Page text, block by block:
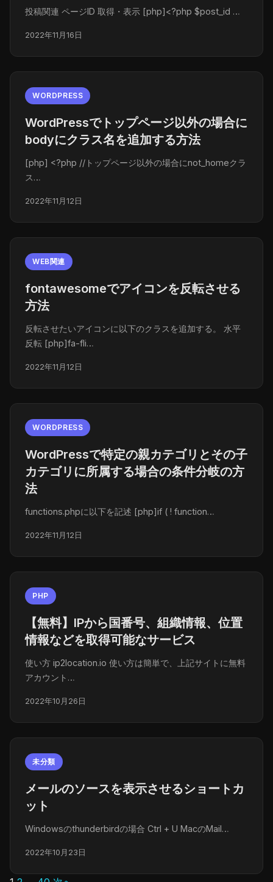
投稿関連 ページID 取得・表示 [php]<?php $post_id …
2022年11月16日
WORDPRESS
WordPressでトップページ以外の場合に
bodyにクラス名を追加する方法
[php] <?php //トップページ以外の場合にnot_homeクラ
ス…
2022年11月12日
WEB関連
fontawesomeでアイコンを反転させる
方法
反転させたいアイコンに以下のクラスを追加する。 水平
反転 [php]fa-fli…
2022年11月12日
WORDPRESS
WordPressで特定の親カテゴリとその子
カテゴリに所属する場合の条件分岐の方
法
functions.phpに以下を記述 [php]if ( ! function…
2022年11月12日
PHP
【無料】IPから国番号、組織情報、位置
情報などを取得可能なサービス
使い方 ip2location.io 使い方は簡単で、上記サイトに無料
アカウント…
2022年10月26日
未分類
メールのソースを表示させるショートカ
ット
Windowsのthunderbirdの場合 Ctrl + U MacのMail…
2022年10月23日